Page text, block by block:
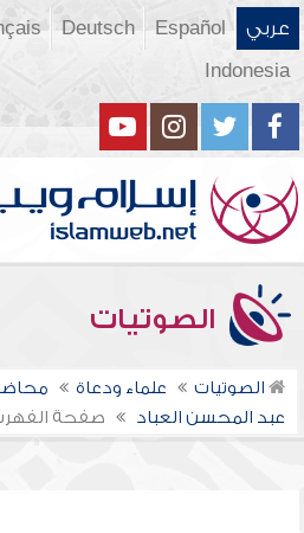
عربي Español
Deutsch
Indonesia
الصوتيات
الصوتيات علماء ودعاة
عبد المحسن العباد
صفحة